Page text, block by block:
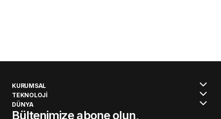
KURUMSAL
TEKNOLOJİ
DÜNYA
Bültenimize abone olun,